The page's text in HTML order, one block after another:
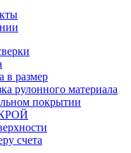
в размер
рулонного материала
покрытии
счета